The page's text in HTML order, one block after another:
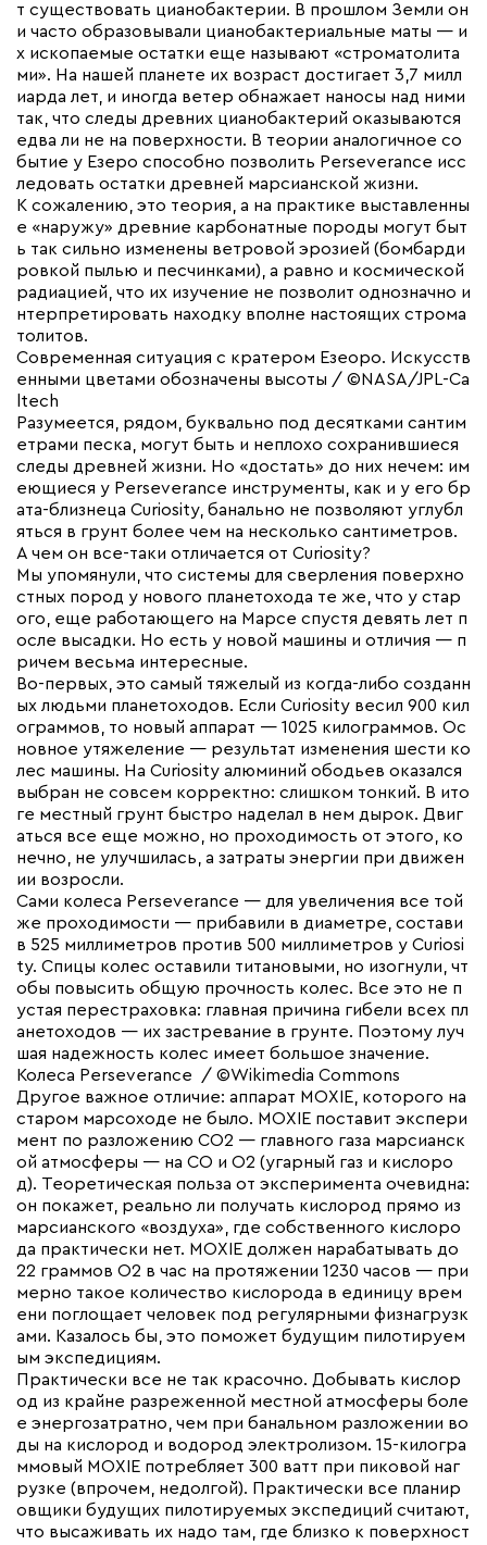
т существовать цианобактерии. В прошлом Земли он
и часто образовывали цианобактериальные маты — и
х ископаемые остатки еще называют «строматолита
ми». На нашей планете их возраст достигает 3,7 милл
иарда лет, и иногда ветер обнажает наносы над ними
так, что следы древних цианобактерий оказываются
едва ли не на поверхности. В теории аналогичное со
бытие у Езеро способно позволить Perseverance исс
ледовать остатки древней марсианской жизни.
К сожалению, это теория, а на практике выставленны
е «наружу» древние карбонатные породы могут быт
ь так сильно изменены ветровой эрозией (бомбарди
ровкой пылью и песчинками), а равно и космической
радиацией, что их изучение не позволит однозначно и
нтерпретировать находку вполне настоящих строма
толитов.
Современная ситуация с кратером Езеоро. Искусств
енными цветами обозначены высоты / ©NASA/JPL-Ca
ltech
Разумеется, рядом, буквально под десятками сантим
етрами песка, могут быть и неплохо сохранившиеся
следы древней жизни. Но «достать» до них нечем: им
еющиеся у Perseverance инструменты, как и у его бр
ата-близнеца Curiosity, банально не позволяют углубл
яться в грунт более чем на несколько сантиметров.
А чем он все-таки отличается от Curiosity?
Мы упомянули, что системы для сверления поверхно
стных пород у нового планетохода те же, что у стар
ого, еще работающего на Марсе спустя девять лет п
осле высадки. Но есть у новой машины и отличия — п
ричем весьма интересные.
Во-первых, это самый тяжелый из когда-либо созданн
ых людьми планетоходов. Если Curiosity весил 900 кил
ограммов, то новый аппарат — 1025 килограммов. Ос
новное утяжеление — результат изменения шести ко
лес машины. На Curiosity алюминий ободьев оказался
выбран не совсем корректно: слишком тонкий. В ито
ге местный грунт быстро наделал в нем дырок. Двиг
аться все еще можно, но проходимость от этого, ко
нечно, не улучшилась, а затраты энергии при движен
ии возросли.
Сами колеса Perseverance — для увеличения все той
же проходимости — прибавили в диаметре, состави
в 525 миллиметров против 500 миллиметров у Curiosi
ty. Спицы колес оставили титановыми, но изогнули, чт
обы повысить общую прочность колес. Все это не п
устая перестраховка: главная причина гибели всех пл
анетоходов — их застревание в грунте. Поэтому луч
шая надежность колес имеет большое значение.
Колеса Perseverance / ©Wikimedia Commons
Другое важное отличие: аппарат MOXIE, которого на
старом марсоходе не было. MOXIE поставит экспери
мент по разложению СО2 — главного газа марсианск
ой атмосферы — на СО и О2 (угарный газ и кислоро
д). Теоретическая польза от эксперимента очевидна:
он покажет, реально ли получать кислород прямо из
марсианского «воздуха», где собственного кислоро
да практически нет. MOXIE должен нарабатывать до
22 граммов О2 в час на протяжении 1230 часов — при
мерно такое количество кислорода в единицу врем
ени поглощает человек под регулярными физнагрузк
ами. Казалось бы, это поможет будущим пилотируем
ым экспедициям.
Практически все не так красочно. Добывать кислор
од из крайне разреженной местной атмосферы боле
е энергозатратно, чем при банальном разложении во
ды на кислород и водород электролизом. 15-килогра
ммовый MOXIE потребляет 300 ватт при пиковой наг
рузке (впрочем, недолгой). Практически все планир
овщики будущих пилотируемых экспедиций считают,
что высаживать их надо там, где близко к поверхност